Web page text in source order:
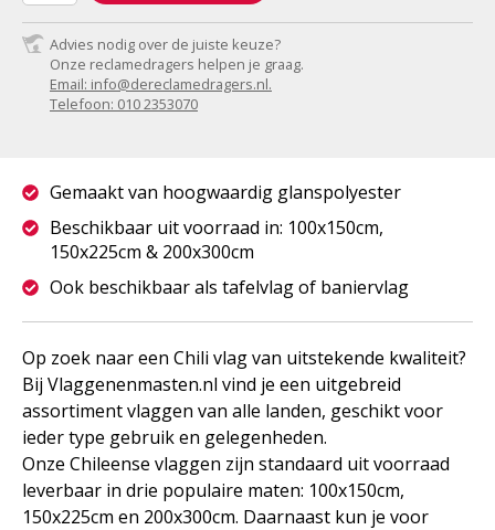
Advies nodig over de juiste keuze?
Onze reclamedragers helpen je graag.
Email: info@dereclamedragers.nl.
Telefoon: 010 2353070
Op zoek naar een Chili vlag van uitstekende kwaliteit?
Bij Vlaggenenmasten.nl vind je een uitgebreid
assortiment vlaggen van alle landen, geschikt voor
ieder type gebruik en gelegenheden.
Onze Chileense vlaggen zijn standaard uit voorraad
leverbaar in drie populaire maten: 100x150cm,
150x225cm en 200x300cm. Daarnaast kun je voor
Gemaakt van hoogwaardig glanspolyester
Beschikbaar uit voorraad in: 100x150cm,
150x225cm & 200x300cm
Ook beschikbaar als tafelvlag of baniervlag